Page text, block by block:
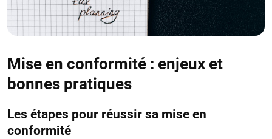
Mise en conformité : enjeux et
bonnes pratiques
Les étapes pour réussir sa mise en
conformité